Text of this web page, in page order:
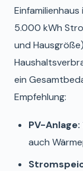
5.000 kWh
und
ein
Empfehlung:
PV-Anlage:
auch